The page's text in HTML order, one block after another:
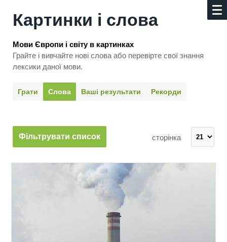
Картинки і слова
Мови Європи і світу в картинках
Грайте і вивчайте нові слова або перевірте свої знання
лексики даної мови.
Грати Слова Ваші результати Рекорди
Фільтрувати список сторінка